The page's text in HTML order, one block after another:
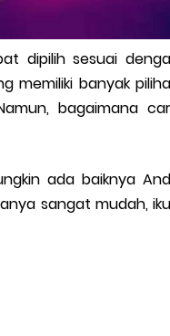
Pecinta Togel
Dulu, Abangku
dipilih sesuai
memiliki banyak
bagaimana
ada baiknya
sangat mudah,